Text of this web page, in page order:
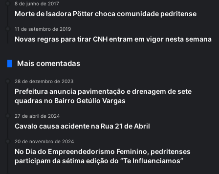
8 de junho de 2017
Morte de Isadora Pötter choca comunidade pedritense
11 de setembro de 2019
Novas regras para tirar CNH entram em vigor nesta semana
Mais comentadas
28 de dezembro de 2023
Prefeitura anuncia pavimentação e drenagem de sete
quadras no Bairro Getúlio Vargas
27 de abril de 2024
Cavalo causa acidente na Rua 21 de Abril
20 de novembro de 2024
No Dia do Empreendedorismo Feminino, pedritenses
participam da sétima edição do “Te Influenciamos”